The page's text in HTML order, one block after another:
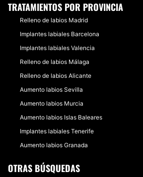
TRATAMIENTOS POR PROVINCIA
Relleno de labios Madrid
Implantes labiales Barcelona
Implantes labiales Valencia
Relleno de labios Málaga
Relleno de labios Alicante
Aumento labios Sevilla
Aumento labios Murcia
Aumento labios Islas Baleares
Implantes labiales Tenerife
Aumento labios Granada
OTRAS BÚSQUEDAS